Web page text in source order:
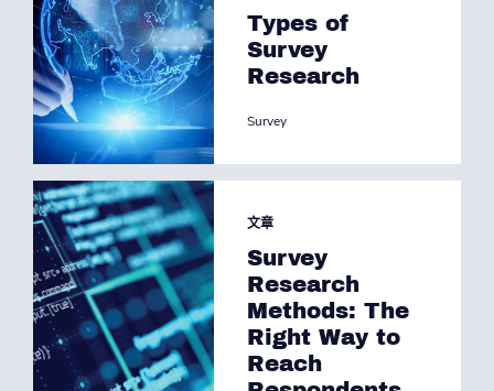
Types of
Survey
Research
Survey
文章
Survey
Research
Methods: The
Right Way to
Reach